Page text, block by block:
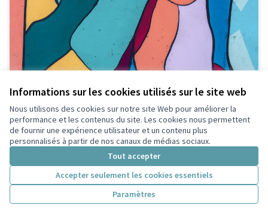
Informations sur les cookies utilisés sur le site web
Nous utilisons des cookies sur notre site Web pour améliorer la
performance et les contenus du site. Les cookies nous permettent
de fournir une expérience utilisateur et un contenu plus
personnalisés à partir de nos canaux de médias sociaux.
Tout accepter
Accepter seulement les cookies essentiels
Paramètres
Civitano, un lieu ressource et un
café de quartier créateur de liens.
Retenue par